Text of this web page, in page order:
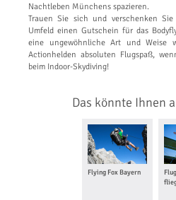
Nachtleben Münchens spazieren.
Trauen Sie sich und verschenken
Umfeld einen Gutschein für das
eine ungewöhnliche Art und Weise
Actionhelden absoluten Flugspaß,
beim Indoor-Skydiving!
Das könnte Ihnen
Flying Fox Bayern